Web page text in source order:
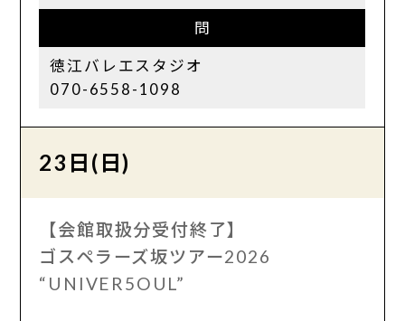
問
徳江バレエスタジオ
070-6558-1098
23日(日)
【会館取扱分受付終了】
ゴスペラーズ坂ツアー2026
“UNIVER5OUL”